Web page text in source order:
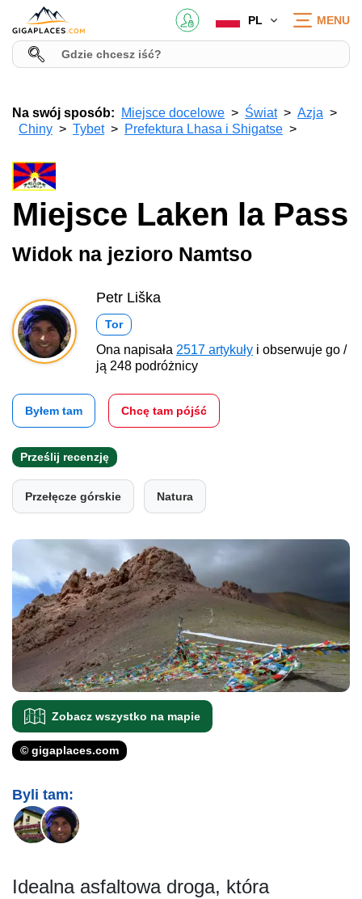
PL MENU
Na swój sposób: Miejsce docelowe Świat
Azja
Chiny
Tybet Prefektura Lhasa i Shigatse
Miejsce Laken la Pass
Widok na jezioro Namtso
Petr Liška
Tor
Ona napisała 2517 artykuły i obserwuje go /
ją 248 podróżnicy
Byłem tam Chcę tam pójść
Prześlij recenzję
Przełęcze górskie Natura
Zobacz wszystko na mapie
© gigaplaces.com
Byli tam:
Idealna asfaltowa droga, która